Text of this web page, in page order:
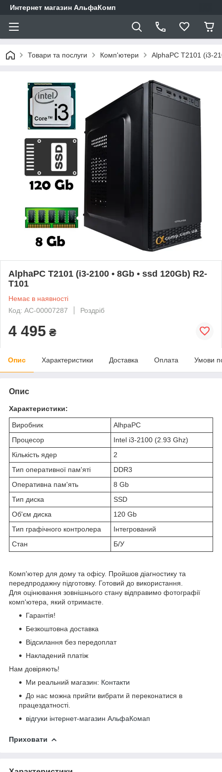
Интернет магазин АльфаКомп
Товари та послуги Комп'ютери AlphaPC T2101 (i3-
AlphaPC T2101 (i3-2100 • 8Gb • ssd 120Gb) R2-
T101
Немає в наявності
Код: AC-00007287
Роздріб
4 495 ₴
Опис Характеристики Доставка Оплата Умови
Опис
Характеристики:
Виробник
AlhpaPC
Процесор
Intel i3-2100 (2.93 Ghz)
Кількість ядер
2
Тип оперативної пам'яті
DDR3
Оперативна пам'ять
8 Gb
Тип диска
SSD
Об'єм диска
120 Gb
Тип графічного контролера
Інтегрований
Стан
Б/У
Комп'ютер для дому та офісу. Пройшов діагностику та
передпродажну підготовку. Готовий до використання.
Для оцінювання зовнішнього стану відправимо фотографії
комп'ютера, який отримаєте.
Гарантія!
Безкоштовна доставка
Відсилання без передоплат
Накладений платіж
Нам довіряють!
Ми реальний магазин: Контакти
До нас можна прийти вибрати й переконатися в
працездатності.
відгуки інтернет-магазин АльфаКомап
Приховати